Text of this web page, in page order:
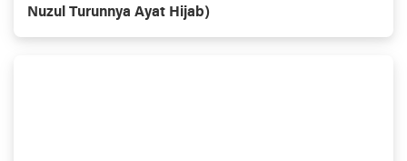
Nuzul Turunnya Ayat Hijab)